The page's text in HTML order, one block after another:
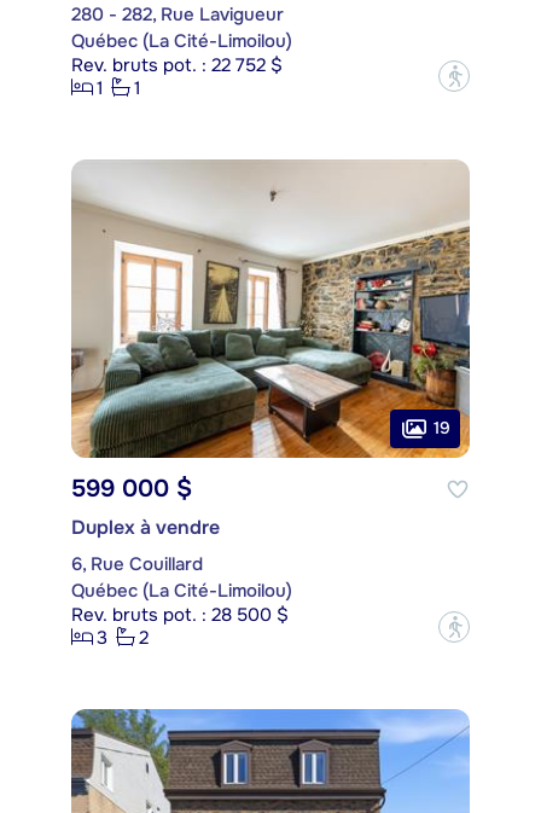
280 - 282, Rue Lavigueur
Québec (La Cité-Limoilou)
Rev. bruts pot. : 22 752 $
1
1 ?
19
599 000 $
Duplex à vendre
6, Rue Couillard
Québec (La Cité-Limoilou)
Rev. bruts pot. : 28 500 $
3
2 ?